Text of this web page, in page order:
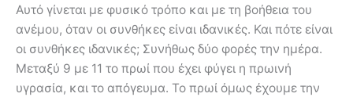
Αυτό γίνεται με φυσικό τρόπο και με τη βοήθεια του
ανέμου, όταν οι συνθήκες είναι ιδανικές. Και πότε είναι
οι συνθήκες ιδανικές; Συνήθως δύο φορές την ημέρα.
Μεταξύ 9 με 11 το πρωί που έχει φύγει η πρωινή
υγρασία, και το απόγευμα. Το πρωί όμως έχουμε την